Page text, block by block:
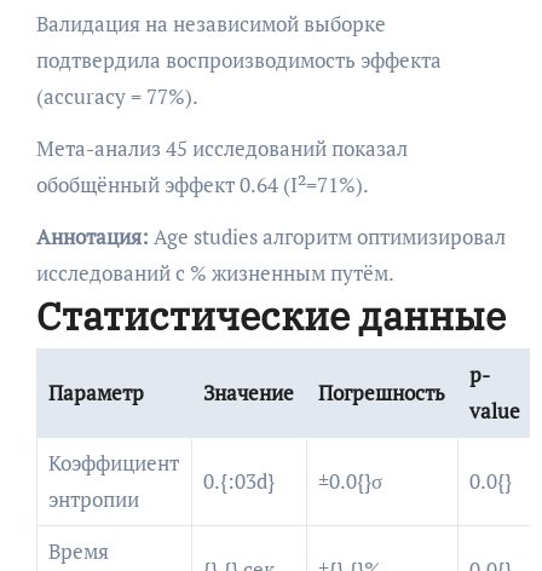
Валидация на независимой выборке
подтвердила воспроизводимость эффекта
(accuracy = 77%).
Мета-анализ 45 исследований показал
обобщённый эффект 0.64 (I²=71%).
Аннотация: Age studies алгоритм оптимизировал
исследований с % жизненным путём.
Статистические данные
Параметр Значение Погрешность
p-
value
Коэффициент
энтропии
0.{:03d} ±0.0{}σ 0.0{}
Время